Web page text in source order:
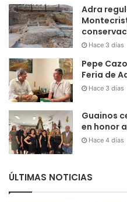
Adra
Hace 3 días
Pepe
Feria de
Hace 3 días
Guainos
en honor
Hace 4 días
ÚLTIMAS NOTICIAS